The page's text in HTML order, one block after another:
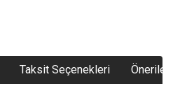
Taksit Seçenekleri